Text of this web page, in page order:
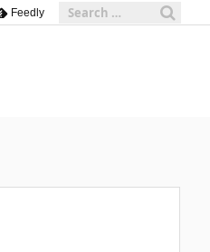
Feedly